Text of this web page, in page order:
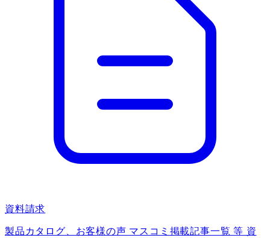
資料請求
製品カタログ、お客様の声 マスコミ掲載記事一覧 等 資